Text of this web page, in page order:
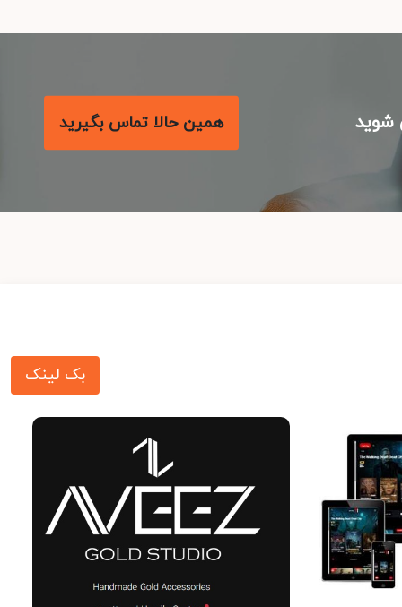
همین حالا تماس بگیرید
بک لینک